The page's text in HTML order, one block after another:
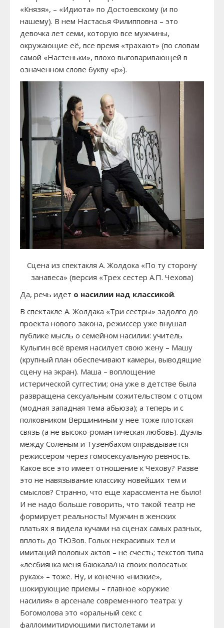
«Князя», – «Идиота» по Достоевскому (и по
нашему). В нем Настасья Филипповна – это
девочка лет семи, которую все мужчины,
окружающие её, все время «трахают» (по словам
самой «Настеньки», плохо выговаривающей в
означенном слове букву «р»).
Сцена из спектакля А. Жолдока «По ту сторону
занавеса» (версия «Трех сестер А.П. Чехова)
Да, речь идет о насилии над классикой.
В спектакле А. Жолдака «Три сестры» задолго до
проекта нового закона, режиссер уже внушал
публике мысль о семейном насилии: учитель
Кулыгин всё время насилует свою жену – Машу
(крупный план обеспечивают камеры, выводящие
сцену на экран). Маша – воплощение
истерической суггестии; она уже в детстве была
развращена сексуальным сожительством с отцом
(модная западная тема абьюза); а теперь и с
полковником Вершининым у нее тоже плотская
связь (а не высоко-романтическая любовь). Дуэль
между Соленым и Тузенбахом оправдывается
режиссером через гомосексуальную ревность.
Какое все это имеет отношение к Чехову? Разве
это не навязывание классику новейших тем и
смыслов? Странно, что еще харассмента не было!
И не надо больше говорить, что такой театр не
формирует реальность! Мужчин в женских
платьях я видела кучами на сценах самых разных,
вплоть до ТЮЗов. Голых некрасивых тел и
имитаций половых актов – не счесть; текстов типа
«лесбиянка меня баюкала/на своих волосатых
руках» – тоже. Ну, и конечно «низкие»,
шокирующие приемы – главное «оружие
насилия» в арсенале современного театра: у
Богомолова это «оральный секс с
фаллоимитирующими пистолетами и